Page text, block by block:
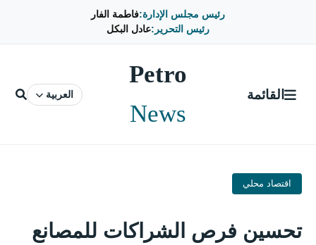
رئيس مجلس الإدارة:فاطمة الفار
رئيس التحرير:عادل البكل
القائمة
Petro
News
العربية
اقتصاد محلي
تحسين فرص الشراكات للمصانع